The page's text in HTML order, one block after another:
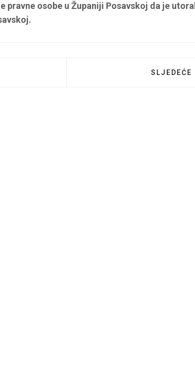
pravne osobe u Županiji Posavskoj da je
OBAVJEŠTENJE I POZIV ZA ISKAZSLJEDEĆI
SLJEDEĆE